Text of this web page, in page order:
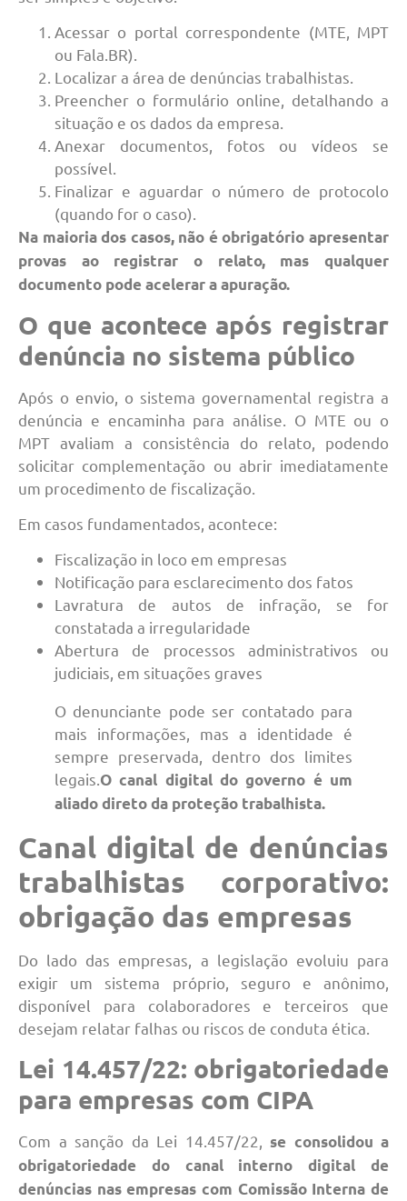
Acessar o portal correspondente (MTE, MPT
ou Fala.BR).
Localizar a área de denúncias trabalhistas.
Preencher o formulário online, detalhando a
situação e os dados da empresa.
Anexar documentos, fotos ou vídeos se
possível.
Finalizar e aguardar o número de protocolo
(quando for o caso).
Na maioria dos casos, não é obrigatório apresentar
provas ao registrar o relato, mas qualquer
documento pode acelerar a apuração.
O que acontece após registrar
denúncia no sistema público
Após o envio, o sistema governamental registra a
denúncia e encaminha para análise. O MTE ou o
MPT avaliam a consistência do relato, podendo
solicitar complementação ou abrir imediatamente
um procedimento de fiscalização.
Em casos fundamentados, acontece:
Fiscalização in loco em empresas
Notificação para esclarecimento dos fatos
Lavratura de autos de infração, se for
constatada a irregularidade
Abertura de processos administrativos ou
judiciais, em situações graves
O denunciante pode ser contatado para
mais informações, mas a identidade é
sempre preservada, dentro dos limites
legais.O canal digital do governo é um
aliado direto da proteção trabalhista.
Canal digital de denúncias
trabalhistas corporativo:
obrigação das empresas
Do lado das empresas, a legislação evoluiu para
exigir um sistema próprio, seguro e anônimo,
disponível para colaboradores e terceiros que
desejam relatar falhas ou riscos de conduta ética.
Lei 14.457/22: obrigatoriedade
para empresas com CIPA
Com a sanção da Lei 14.457/22, se consolidou a
obrigatoriedade do canal interno digital de
denúncias nas empresas com Comissão Interna de